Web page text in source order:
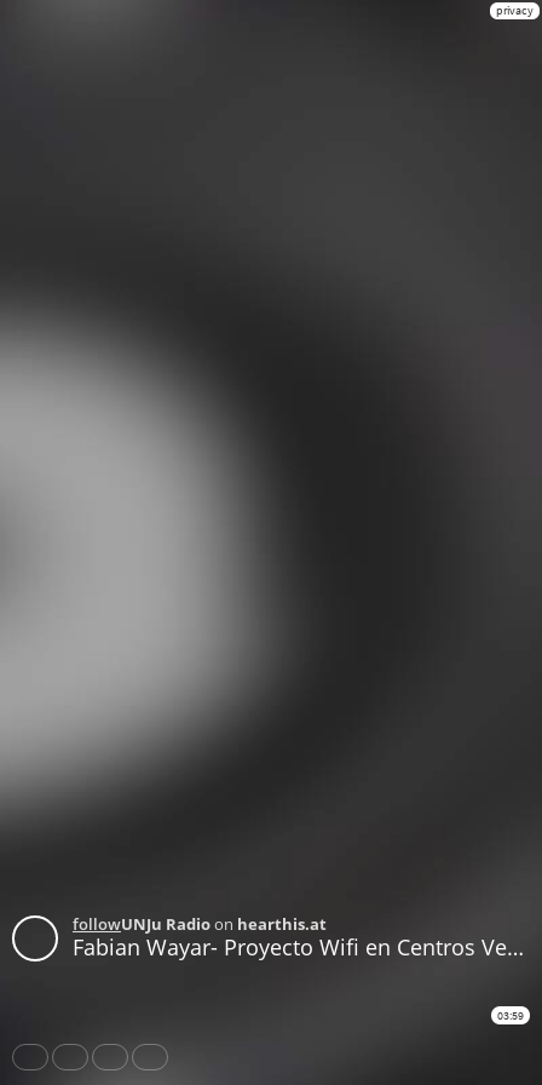
privacy
followUNJu Radioon hearthis.at
Fabian Wayar- Proyecto Wifi en Centros Vecinales
03:59
Share Like